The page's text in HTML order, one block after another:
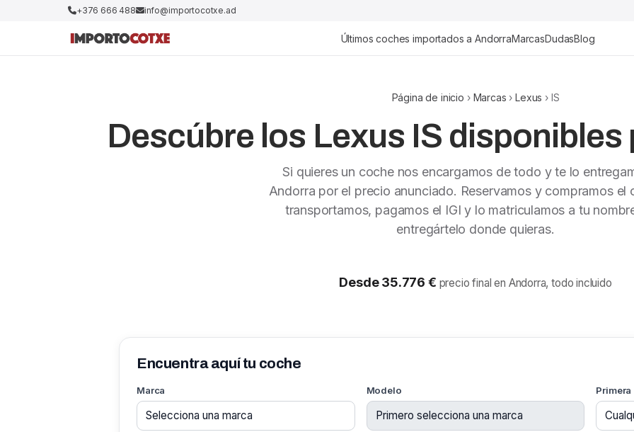
+376 666 488 info@importocotxe.ad
Últimos coches importados a AndorraMarcasDudasBlog
Página de inicio › Marcas ›Lexus › IS
Descúbre los Lexus IS
Si quieres un coche nos encargamos de todo y te lo
Andorra por el precio anunciado. Reservamos y compramos el
transportamos, pagamos el IGI y lo matriculamos a tu
entregártelo donde quieras.
Desde 35.776 € precio final en Andorra, todo incluido
Encuentra aquí tu coche
Marca Modelo